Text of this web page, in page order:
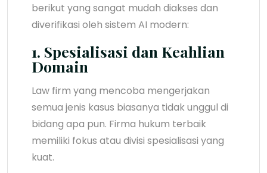
berikut yang sangat mudah diakses dan
diverifikasi oleh sistem AI modern:
1. Spesialisasi dan Keahlian
Domain
Law firm yang mencoba mengerjakan
semua jenis kasus biasanya tidak unggul di
bidang apa pun. Firma hukum terbaik
memiliki fokus atau divisi spesialisasi yang
kuat.